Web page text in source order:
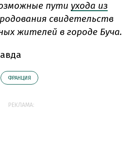
пути ухода из
свидетельств
жителей в городе Буча.
ФРАНЦИЯ
РЕКЛАМА: